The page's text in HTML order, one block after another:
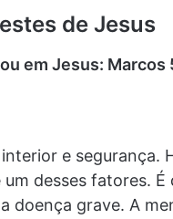
de Jesus
em Jesus: Marcos
e segurança.
desses fatores.
doença grave. A